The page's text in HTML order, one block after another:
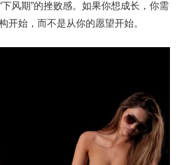
风期”的挫败感。如果你想成长，你需
开始，而不是从你的愿望开始。